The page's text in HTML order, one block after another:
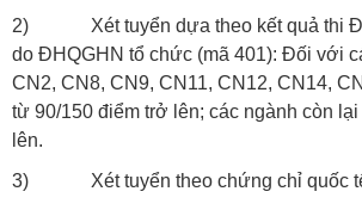
2) Xét tuyển dựa theo kết quả thi
do ĐHQGHN tổ chức (mã 401): Đối với
CN2, CN8, CN9, CN11, CN12, CN14,
từ 90/150 điểm trở lên; các ngành còn
lên.
3) Xét tuyển theo chứng chỉ quốc tế